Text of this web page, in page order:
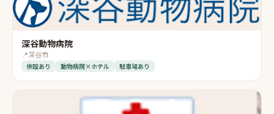
深谷動物病院
📍深谷市
併設あり 動物病院×ホテル 駐車場あり